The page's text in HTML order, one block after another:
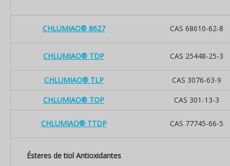
CHLUMIAO® 8627 CAS 68610-62-8
CHLUMIAO® TDP CAS 25448-25-3
CHLUMIAO® TLP CAS 3076-63-9
CHLUMIAO® TOP CAS 301-13-3
CHLUMIAO® TTDP CAS 77745-66-5
Ésteres de tiol Antioxidantes